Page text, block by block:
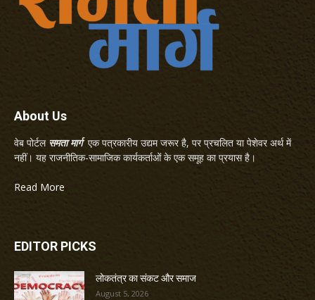
About Us
वेब पोर्टल समता मार्गएक पत्रकारीय उद्यम जरूर है, पर प्रचलित या पेशेवर अर्थ में
नहीं। यह राजनीतिक-सामाजिक कार्यकर्ताओं के एक समूह का प्रयास है।
Read More
EDITOR PICKS
लोकतंत्र का संकट और समाज
August 5, 2026